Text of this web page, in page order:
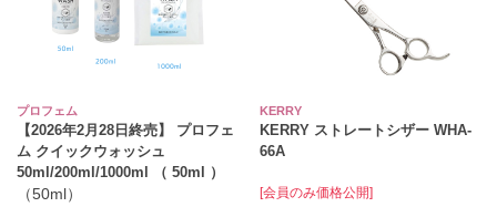
プロフェム
【2026年2月28日終売】 プロフェ
ム クイックウォッシュ
50ml/200ml/1000ml （ 50ml ）
（50ml）
KERRY
KERRY ストレートシザー WHA-
66A
[会員のみ価格公開]